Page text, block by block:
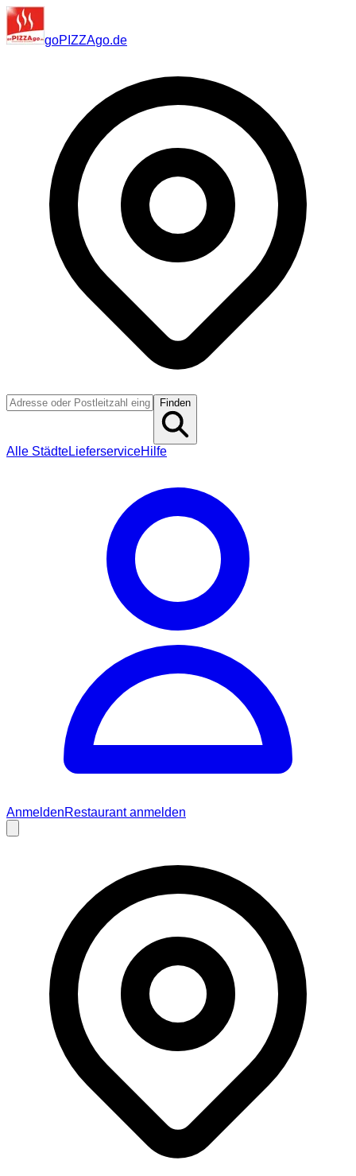
goPIZZAgo.de
Finden
Alle StädteLieferserviceHilfe
AnmeldenRestaurant anmelden